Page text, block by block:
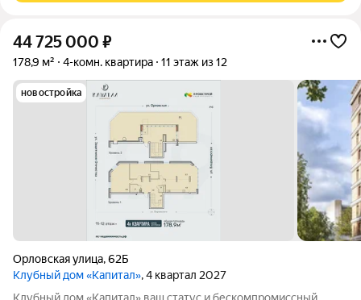
44 725 000 ₽
178,9 м² 4-комн. квартира 11 этаж из 12
новостройка
Орловская улица,62Б
Клубный дом «Капитал», 4 квартал 2027